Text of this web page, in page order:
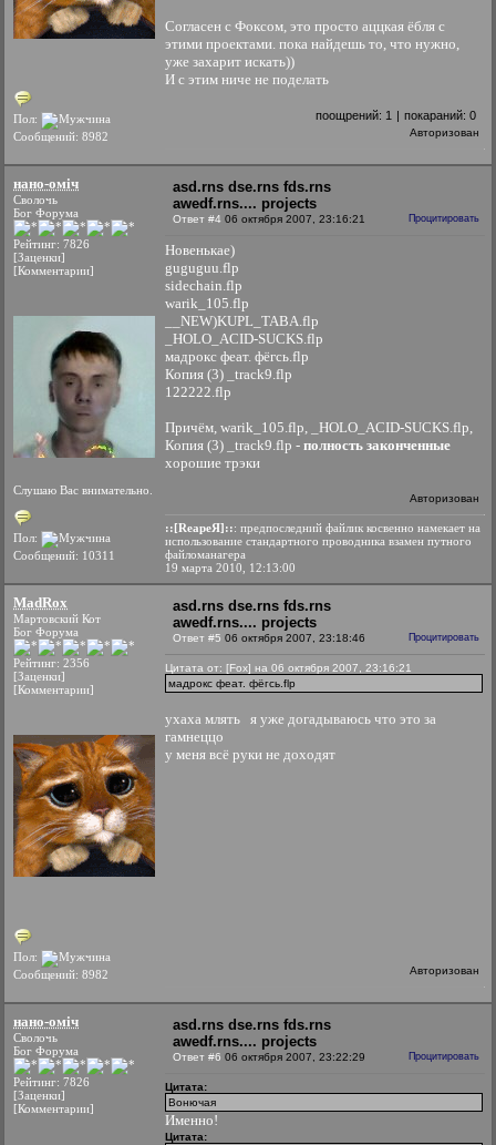
Пол:
Сообщений: 8982
Согласен с Фоксом, это просто аццкая ёбля с
этими проектами. пока найдешь то, что нужно,
уже захарит искать))
И с этим ниче не поделать
поощрений: 1 | покараний: 0
Авторизован
нано-оміч
Сволочь
Бог Форума
Рейтинг: 7826
[Заценки]
[Комментарии]
Слушаю Вас внимательно.
Пол:
Сообщений: 10311
asd.rns dse.rns fds.rns
awedf.rns.... projects
Ответ #4 06 октября 2007, 23:16:21 Процитировать
Новенькае)
guguguu.flp
sidechain.flp
warik_105.flp
__NEW)KUPL_TABA.flp
_HOLO_ACID-SUCKS.flp
мадрокс феат. фёгсь.flp
Копия (3) _track9.flp
122222.flp
Причём, warik_105.flp, _HOLO_ACID-SUCKS.flp,
Копия (3) _track9.flp - полность законченные
хорошие трэки
Авторизован
::[ReapeЯ]::: предпоследний файлик косвенно намекает на
использование стандартного проводника взамен путного
файломанагера
19 марта 2010, 12:13:00
MadRox
Мартовский Кот
Бог Форума
Рейтинг: 2356
[Заценки]
[Комментарии]
Пол:
Сообщений: 8982
asd.rns dse.rns fds.rns
awedf.rns.... projects
Ответ #5 06 октября 2007, 23:18:46 Процитировать
Цитата от: [Fox] на 06 октября 2007, 23:16:21
мадрокс феат. фёгсь.flp
ухаха млять я уже догадываюсь что это за
гамнеццо
у меня всё руки не доходят
Авторизован
нано-оміч
Сволочь
Бог Форума
Рейтинг: 7826
[Заценки]
[Комментарии]
asd.rns dse.rns fds.rns
awedf.rns.... projects
Ответ #6 06 октября 2007, 23:22:29 Процитировать
Цитата:
Вонючая
Именно!
Цитата: